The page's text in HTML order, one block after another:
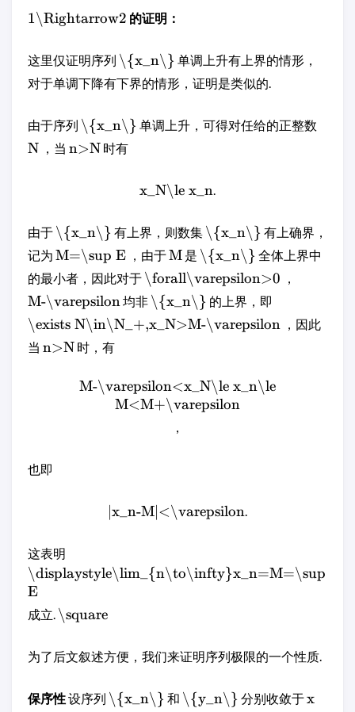
1\Rightarrow2 的证明：
这里仅证明序列 \{x_n\} 单调上升有上界的情形，
对于单调下降有下界的情形，证明是类似的.
由于序列 \{x_n\} 单调上升，可得对任给的正整数
N ，当 n>N 时有
x_N\le x_n.
由于 \{x_n\} 有上界，则数集 \{x_n\} 有上确界，
记为 M=\sup E ，由于M 是 \{x_n\} 全体上界中
的最小者，因此对于 \forall\varepsilon>0 ，
M-\varepsilon均非 \{x_n\} 的上界，即
\exists N\in\N_+,x_N>M-\varepsilon ，因此
当 n>N 时，有
M-\varepsilon<x_N\le x_n\le
M<M+\varepsilon
，
也即
|x_n-M|<\varepsilon.
这表明
\displaystyle\lim_{n\to\infty}x_n=M=\sup
E
成立. \square
为了后文叙述方便，我们来证明序列极限的一个性质.
保序性设序列 \{x_n\} 和 \{y_n\} 分别收敛于x